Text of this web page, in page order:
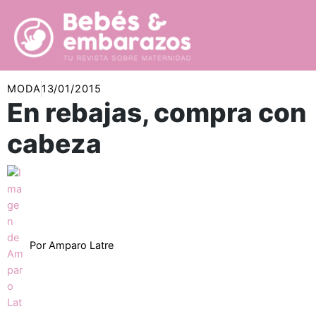
contenido
MODA13/01/2015
En rebajas, compra con
cabeza
Por Amparo Latre